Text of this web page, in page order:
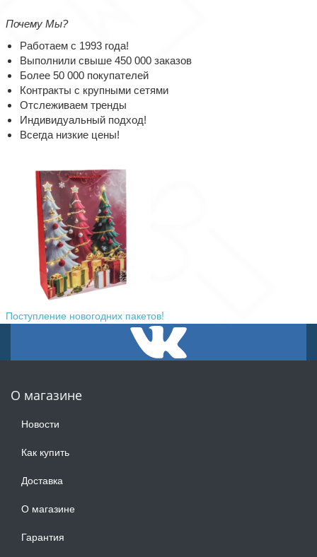
Почему Мы?
Работаем с 1993 года!
Выполнили свыше 450 000 заказов
Более 50 000 покупателей
Контракты с крупными сетями
Отслеживаем тренды
Индивидуальный подход!
Всегда низкие цены!
Поступление новогодних пакетов!
О магазине
Новости
Как купить
Доставка
О магазине
Гарантия